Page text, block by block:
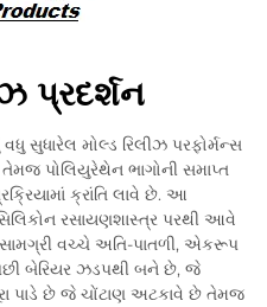
પ્રદર્શન
સુધારેલ મોલ્ડ રિલીઝ પરફોર્મન્સ
તેમજ પોલિયુરેથેન ભાગોની સમાપ્ત
ક્રાંતિ લાવે છે. આ
રસાયણશાસ્ત્ર પરથી આવે
વચ્ચે અતિ-પાતળી, એકરૂપ
બેરિયર ઝડપથી બને છે, જે
પાડે છે જે ચોંટાણ અટકાવે છે તેમજ